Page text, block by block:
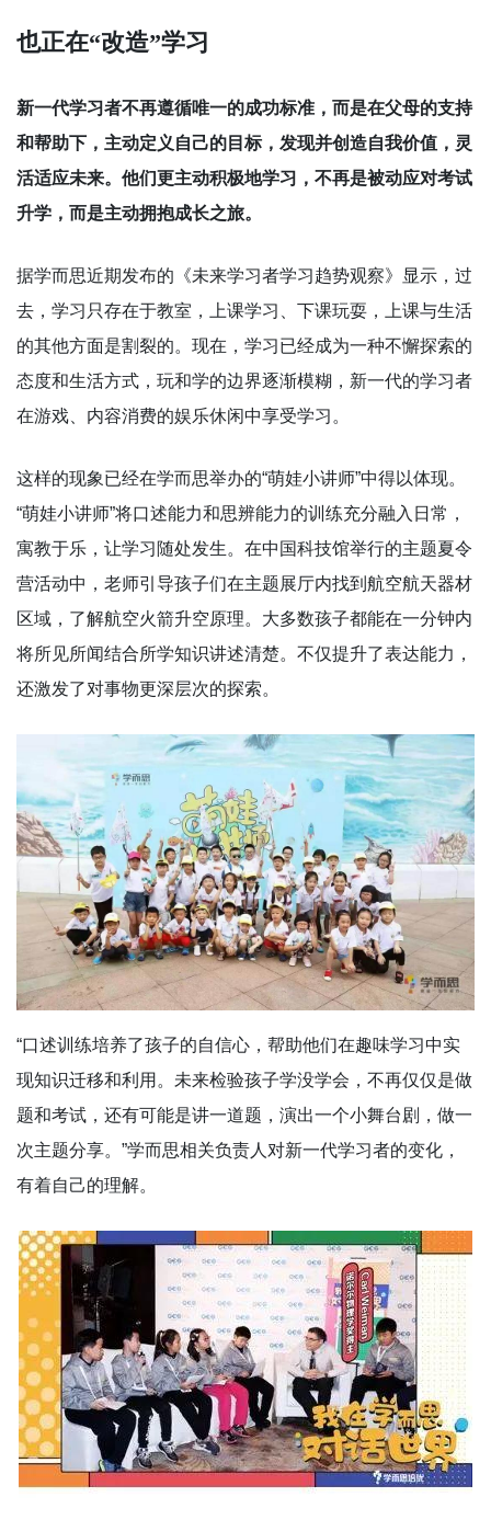
也正在“改造”学习
新一代学习者不再遵循唯一的成功标准，而是在父母的支持
和帮助下，主动定义自己的目标，发现并创造自我价值，灵
活适应未来。他们更主动积极地学习，不再是被动应对考试
升学，而是主动拥抱成长之旅。
据学而思近期发布的《未来学习者学习趋势观察》显示，过
去，学习只存在于教室，上课学习、下课玩耍，上课与生活
的其他方面是割裂的。现在，学习已经成为一种不懈探索的
态度和生活方式，玩和学的边界逐渐模糊，新一代的学习者
在游戏、内容消费的娱乐休闲中享受学习。
这样的现象已经在学而思举办的“萌娃小讲师”中得以体现。
“萌娃小讲师”将口述能力和思辨能力的训练充分融入日常，
寓教于乐，让学习随处发生。在中国科技馆举行的主题夏令
营活动中，老师引导孩子们在主题展厅内找到航空航天器材
区域，了解航空火箭升空原理。大多数孩子都能在一分钟内
将所见所闻结合所学知识讲述清楚。不仅提升了表达能力，
还激发了对事物更深层次的探索。
“口述训练培养了孩子的自信心，帮助他们在趣味学习中实
现知识迁移和利用。未来检验孩子学没学会，不再仅仅是做
题和考试，还有可能是讲一道题，演出一个小舞台剧，做一
次主题分享。”学而思相关负责人对新一代学习者的变化，
有着自己的理解。